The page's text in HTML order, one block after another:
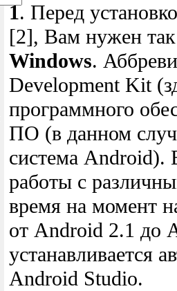
1. Перед
[2], Вам нужен
Windows.
Development Kit
программного
ПО (в данном
система Android).
работы с
время на момент
от Android 2.1 до
устанавливается
Android Studio.